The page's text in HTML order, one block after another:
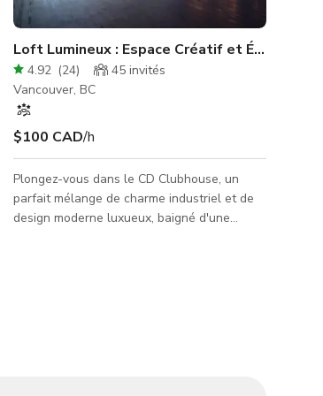
en valeur
Loft Lumineux : Espace Créatif et
4.92 (24) 45 invités
Vancouver, BC
$100 CAD/h
Plongez-vous dans le CD Clubhouse, un
parfait mélange de charme industriel et de
design moderne luxueux, baigné d'une